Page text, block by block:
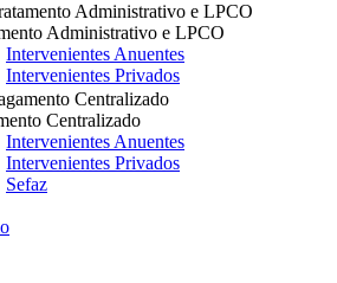
Administrativo e LPCO
Administrativo e LPCO
Intervenientes Anuentes
Intervenientes Privados
Centralizado
Centralizado
Intervenientes Anuentes
Intervenientes Privados
Sefaz